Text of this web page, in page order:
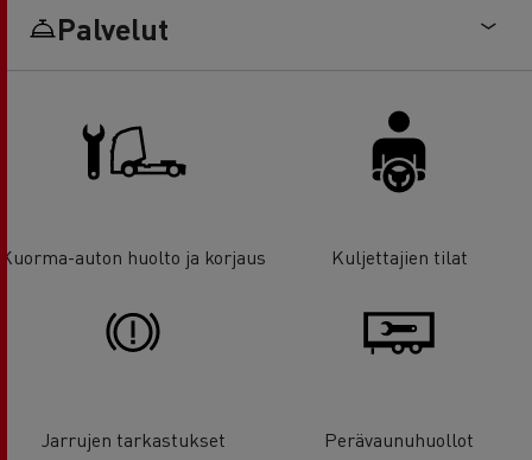
Palvelut
Kuorma-auton huolto ja korjaus Kuljettajien tilat
Jarrujen tarkastukset Perävaunuhuollot